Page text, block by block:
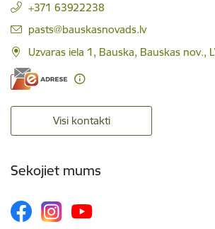
+371 63922238
E-pasts:
pasts@bauskasnovads.lv
Uzvaras iela 1, Bauska, Bauskas nov.,
Visi kontakti
Sekojiet mums